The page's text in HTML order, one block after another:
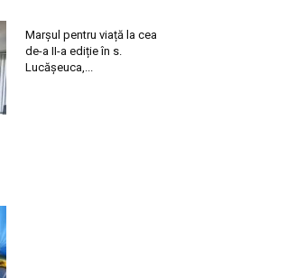
Marșul pentru viață la cea
de-a II-a ediție în s.
Lucășeuca,...